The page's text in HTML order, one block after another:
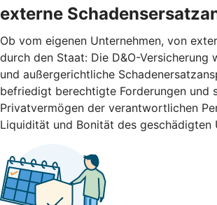
externe
Ob vom eigenen Unternehmen, von
durch den Staat: Die D&O-Versicherung
und außergerichtliche
befriedigt berechtigte Forderungen und
Privatvermögen der verantwortlichen
Liquidität und Bonität des geschädigten